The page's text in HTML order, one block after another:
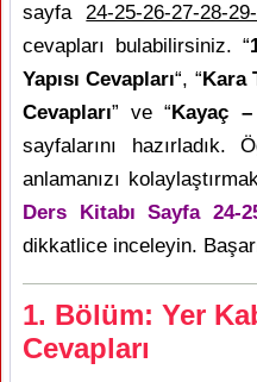
sayfa24-25-26-27-28-
cevapları bulabilirsiniz. “
Yapısı Cevapları“, “Kara
Cevapları” ve “Kayaç
sayfalarını hazırladık.
anlamanızı
Ders Kitabı Sayfa 24-
dikkatlice inceleyin.
1. Bölüm: Yer
Cevapları